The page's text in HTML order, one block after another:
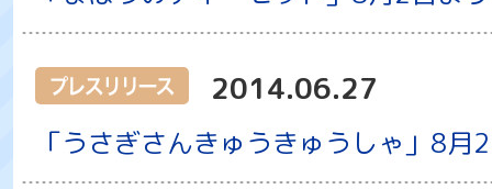
2014.06.27
「うさぎさんきゅうきゅうしゃ」8月